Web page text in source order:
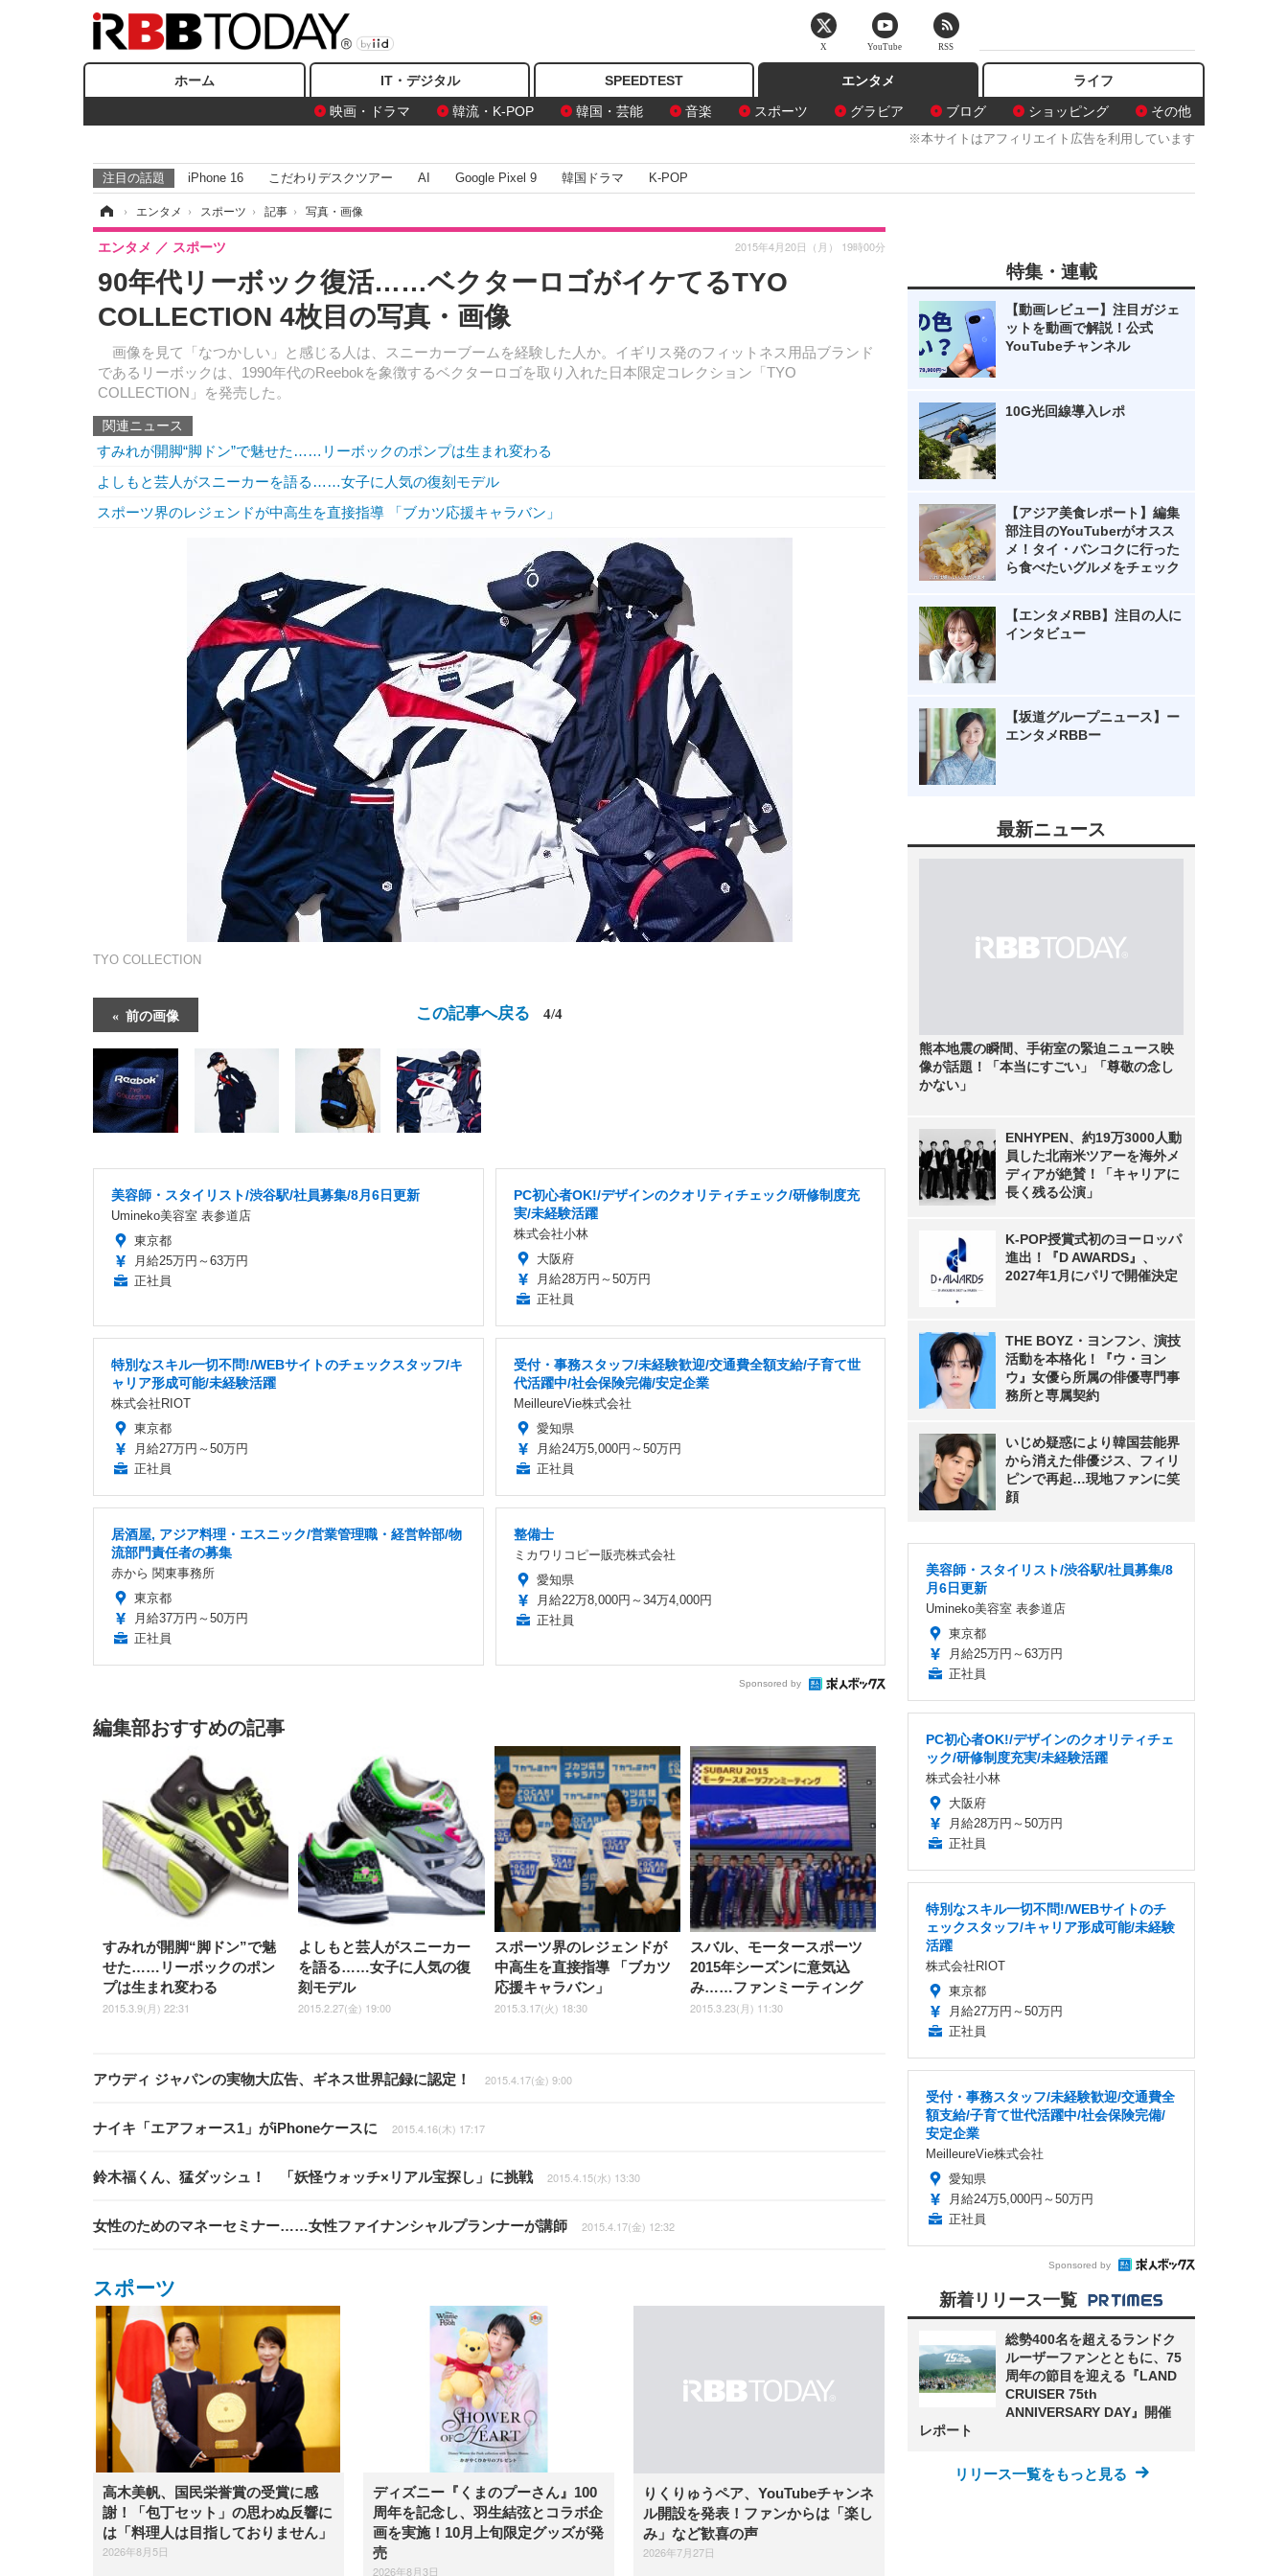
ホーム IT・デジタル SPEEDTEST
エンタメ
映画・ドラマ
韓流・K-POP 韓国・芸能 音楽 スポーツ グラビア ブログ ショッピング その他
ライフ
※本サイトはアフィリエイト広告を利用しています
注目の話題 iPhone 16 こだわりデスクツアー AI Google Pixel 9 韓国ドラマ K-POP
› エンタメ › スポーツ › 記事 › 写真・画像
90年代リーボック復活……ベクターロゴがイケてるTYO
COLLECTION 4枚目の写真・画像
画像を見て「なつかしい」と感じる人は、スニーカーブームを経験した人か。イギリス発のフィットネス用品ブランド
であるリーボックは、1990年代のReebokを象徴するベクターロゴを取り入れた日本限定コレクション「TYO
COLLECTION」を発売した。
エンタメ スポーツ 2015年4月20日（月） 19時00分
関連ニュース
すみれが開脚“脚ドン”で魅せた……リーボックのポンプは生まれ変わる
よしもと芸人がスニーカーを語る……女子に人気の復刻モデル
スポーツ界のレジェンドが中高生を直接指導 「ブカツ応援キャラバン」
TYO COLLECTION
前の画像 この記事へ戻る 4/4
美容師・スタイリスト/渋谷駅/社員募集/8月6日更新
Umineko美容室 表参道店
東京都
月給25万円～63万円
正社員
PC初心者OK!/デザインのクオリティチェック/研修制度充
実/未経験活躍
株式会社小林
大阪府
月給28万円～50万円
正社員
特別なスキル一切不問!/WEBサイトのチェックスタッフ/キ
ャリア形成可能/未経験活躍
株式会社RIOT
東京都
月給27万円～50万円
正社員
受付・事務スタッフ/未経験歓迎/交通費全額支給/子育て世
代活躍中/社会保険完備/安定企業
MeilleureVie株式会社
愛知県
月給24万5,000円～50万円
正社員
居酒屋, アジア料理・エスニック/営業管理職・経営幹部/物
流部門責任者の募集
赤から 関東事務所
東京都
月給37万円～50万円
正社員
整備士
ミカワリコピー販売株式会社
愛知県
月給22万8,000円～34万4,000円
正社員
Sponsored by
編集部おすすめの記事
すみれが開脚“脚ドン”で魅
せた……リーボックのポン
プは生まれ変わる
2015.3.9(月) 22:31
よしもと芸人がスニーカー
を語る……女子に人気の復
刻モデル
2015.2.27(金) 19:00
スポーツ界のレジェンドが
中高生を直接指導 「ブカツ
応援キャラバン」
2015.3.17(火) 18:30
スバル、モータースポーツ
2015年シーズンに意気込
み……ファンミーティング
2015.3.23(月) 11:30
アウディ ジャパンの実物大広告、ギネス世界記録に認定！ 2015.4.17(金) 9:00
ナイキ「エアフォース1」がiPhoneケースに 2015.4.16(木) 17:17
鈴木福くん、猛ダッシュ！ 「妖怪ウォッチ×リアル宝探し」に挑戦 2015.4.15(水) 13:30
女性のためのマネーセミナー……女性ファイナンシャルプランナーが講師 2015.4.17(金) 12:32
スポーツ
高木美帆、国民栄誉賞の受賞に感
謝！「包丁セット」の思わぬ反響に
は「料理人は目指しておりません」
2026年8月5日
ディズニー『くまのプーさん』100
周年を記念し、羽生結弦とコラボ企
画を実施！10月上旬限定グッズが発
売
2026年8月3日
りくりゅうペア、YouTubeチャンネ
ル開設を発表！ファンからは「楽し
み」など歓喜の声
2026年7月27日
特集・連載
【動画レビュー】注目ガジェ
ットを動画で解説！公式
YouTubeチャンネル
10G光回線導入レポ
【アジア美食レポート】編集
部注目のYouTuberがオスス
メ！タイ・バンコクに行った
ら食べたいグルメをチェック
【エンタメRBB】注目の人に
インタビュー
【坂道グループニュース】ー
エンタメRBBー
最新ニュース
熊本地震の瞬間、手術室の緊迫ニュース映
像が話題！「本当にすごい」「尊敬の念し
かない」
ENHYPEN、約19万3000人動
員した北南米ツアーを海外メ
ディアが絶賛！「キャリアに
長く残る公演」
K-POP授賞式初のヨーロッパ
進出！『D AWARDS』、
2027年1月にパリで開催決定
THE BOYZ・ヨンフン、演技
活動を本格化！『ウ・ヨン
ウ』女優ら所属の俳優専門事
務所と専属契約
いじめ疑惑により韓国芸能界
から消えた俳優ジス、フィリ
ピンで再起…現地ファンに笑
顔
美容師・スタイリスト/渋谷駅/社員募集/8
月6日更新
Umineko美容室 表参道店
東京都
月給25万円～63万円
正社員
PC初心者OK!/デザインのクオリティチェ
ック/研修制度充実/未経験活躍
株式会社小林
大阪府
月給28万円～50万円
正社員
特別なスキル一切不問!/WEBサイトのチ
ェックスタッフ/キャリア形成可能/未経験
活躍
株式会社RIOT
東京都
月給27万円～50万円
正社員
受付・事務スタッフ/未経験歓迎/交通費全
額支給/子育て世代活躍中/社会保険完備/
安定企業
MeilleureVie株式会社
愛知県
月給24万5,000円～50万円
正社員
Sponsored by
新着リリース一覧
総勢400名を超えるランドク
ルーザーファンとともに、75
周年の節目を迎える『LAND
CRUISER 75th
ANNIVERSARY DAY』開催
レポート
リリース一覧をもっと見る
X YouTube RSS